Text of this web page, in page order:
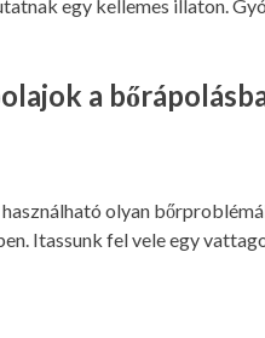
egy kellemes illaton.
a
olyan
Itassunk fel vele egy